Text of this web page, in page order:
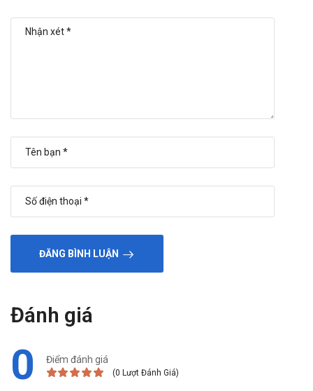
ĐĂNG BÌNH LUẬN
Đánh giá
0 Điểm đánh giá
(0 Lượt Đánh Giá)